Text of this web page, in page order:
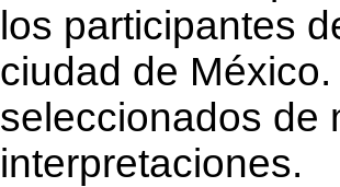
los participantes
ciudad de
seleccionados de
interpretaciones.